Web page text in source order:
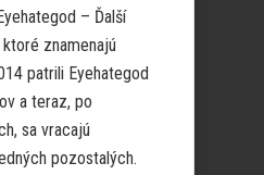
– Ďalší
znamenajú
patrili Eyehategod
a teraz, po
sa vracajú
pozostalých.